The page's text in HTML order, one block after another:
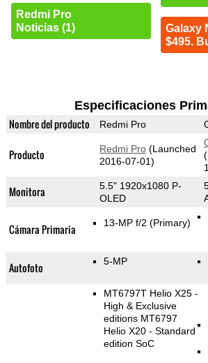
Redmi Pro
Noticias (1)
Galaxy
$495.
Especificaciones
Nombre del producto Redmi Pro
Producto Redmi Pro(Launched
2016-07-01)
Monitora
5.5" 1920x1080 P-
OLED
Cámara Primaria 13-MP f/2 (Primary)
Autofoto 5-MP
MT6797T Helio X25 -
High & Exclusive
editions MT6797
Helio X20 - Standard
edition SoC